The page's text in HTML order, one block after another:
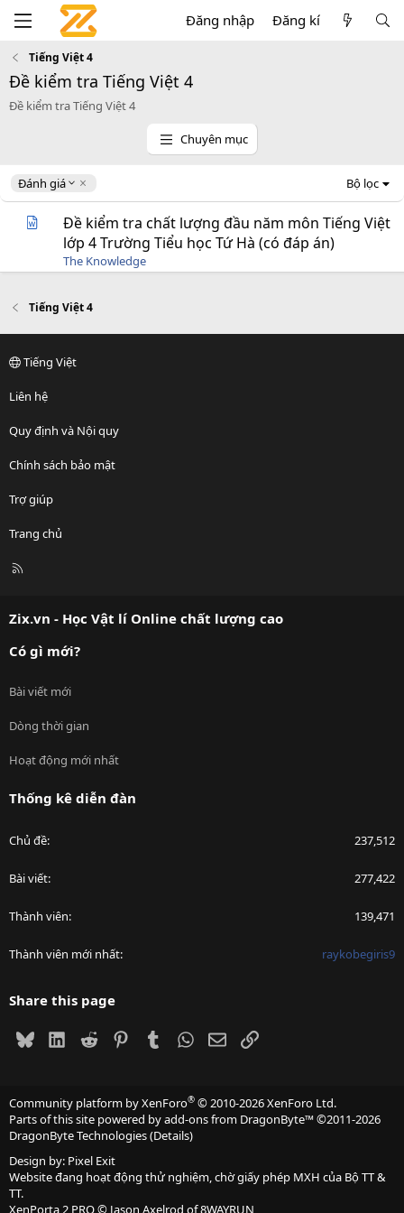
Đăng nhập Đăng kí
Tiếng Việt 4
Đề kiểm tra Tiếng Việt 4
Đề kiểm tra Tiếng Việt 4
Chuyên mục
Đánh giá
D
e
n
Bộ lọc
Đề kiểm tra chất lượng đầu năm môn Tiếng Việt
lớp 4 Trường Tiểu học Tứ Hà (có đáp án)
The Knowledge
Tiếng Việt 4
Tiếng Việt
Liên hệ
Quy định và Nội quy
Chính sách bảo mật
Trợ giúp
Trang chủ
R
Zix.vn - Học Vật lí Online chất lượng cao
Có gì mới?
Bài viết mới
Dòng thời gian
Hoạt động mới nhất
Thống kê diễn đàn
Chủ đề 237,512
Bài viết 277,422
Thành viên 139,471
Thành viên mới nhất raykobegiris9
Share this page
BlueskyLinkedIn
Reddit PinterestTumblrWhatsApp
EmailLink
Community platform by XenForo® © 2010-2026 XenForo Ltd.
Parts of this site powered byadd-ons from DragonByte™©2011-2026
DragonByte Technologies(Details)
Design by: Pixel Exit
Website đang hoạt động thử nghiệm, chờ giấy phép MXH của Bộ TT &
TT.
XenPorta 2 PRO© Jason Axelrod of8WAYRUN